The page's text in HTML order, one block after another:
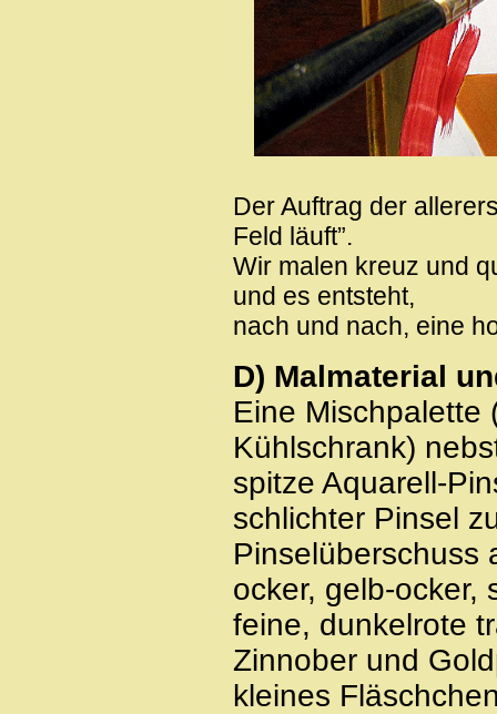
Der Auftrag der
Feld läuft”.
Wir malen kreuz und
und es entsteht,
nach und nach, eine
D) Malmaterial
Eine Mischpalette
Kühlschrank)
spitze Aquarell-
schlichter Pinsel
Pinselüberschuss
ocker, gelb-ocker,
feine, dunkelrote
Zinnober und
kleines